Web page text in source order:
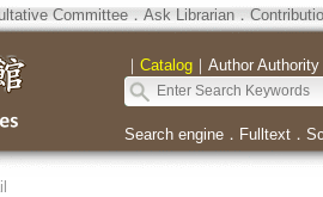
Committee． Ask Librarian．
｜ Catalog｜ Author Authority
Search engine． Fulltext．